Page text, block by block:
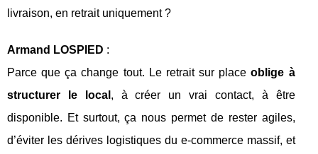
livraison, en retrait uniquement ?
Armand LOSPIED :
Parce que ça change tout. Le retrait sur placeoblige à
structurer le local , à créer un vrai contact, à être
disponible. Et surtout, ça nous permet de rester agiles,
d’éviter les dérives logistiques du e-commerce massif, et